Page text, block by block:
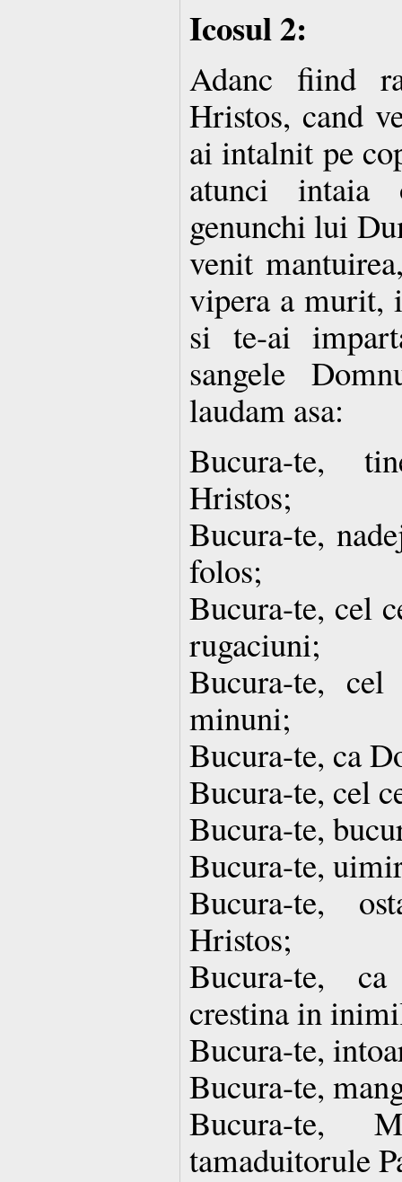
Icosul 2:
Adanc fiind
Hristos, cand
ai intalnit pe
atunci
genunchi lui
venit
vipera a murit,
si te-ai
sangele
laudam asa:
Bucura-te,
Hristos;
Bucura-te,
folos;
Bucura-te, cel
rugaciuni;
Bucura-te,
minuni;
Bucura-te, ca
Bucura-te, cel
Bucura-te,
Bucura-te,
Bucura-te,
Hristos;
Bucura-te,
crestina in
Bucura-te,
Bucura-te,
Bucura-te,
tamaduitorule